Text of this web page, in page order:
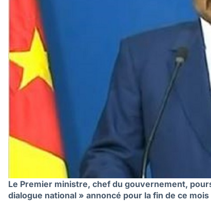
Le Premier ministre, chef du gouvernement,
dialogue national » annoncé pour la fin de ce